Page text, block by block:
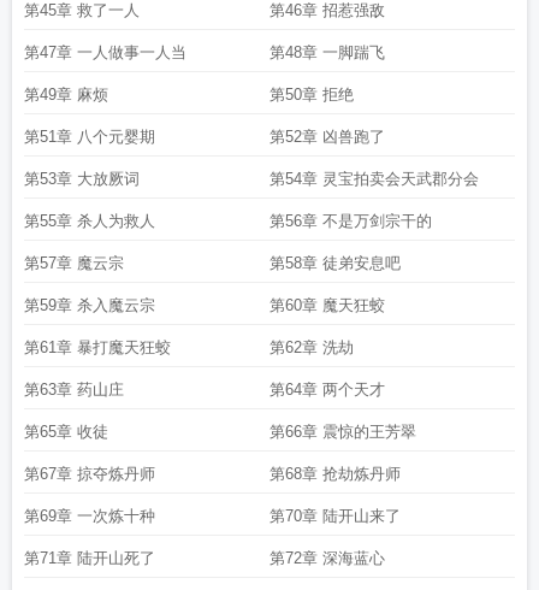
第45章 救了一人 第46章 招惹强敌
第47章 一人做事一人当 第48章 一脚踹飞
第49章 麻烦 第50章 拒绝
第51章 八个元婴期 第52章 凶兽跑了
第53章 大放厥词 第54章 灵宝拍卖会天武郡分会
第55章 杀人为救人 第56章 不是万剑宗干的
第57章 魔云宗 第58章 徒弟安息吧
第59章 杀入魔云宗 第60章 魔天狂蛟
第61章 暴打魔天狂蛟 第62章 洗劫
第63章 药山庄 第64章 两个天才
第65章 收徒 第66章 震惊的王芳翠
第67章 掠夺炼丹师 第68章 抢劫炼丹师
第69章 一次炼十种 第70章 陆开山来了
第71章 陆开山死了 第72章 深海蓝心